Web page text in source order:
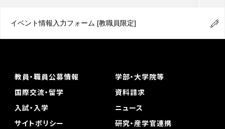
イベント情報入力フォーム [教職員限定]
教員・職員公募情報
学部・大学院等
国際交流・留学
資料請求
入試・入学
ニュース
サイトポリシー
研究・産学官連携